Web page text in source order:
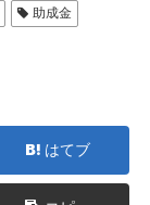
助成金
はてブ